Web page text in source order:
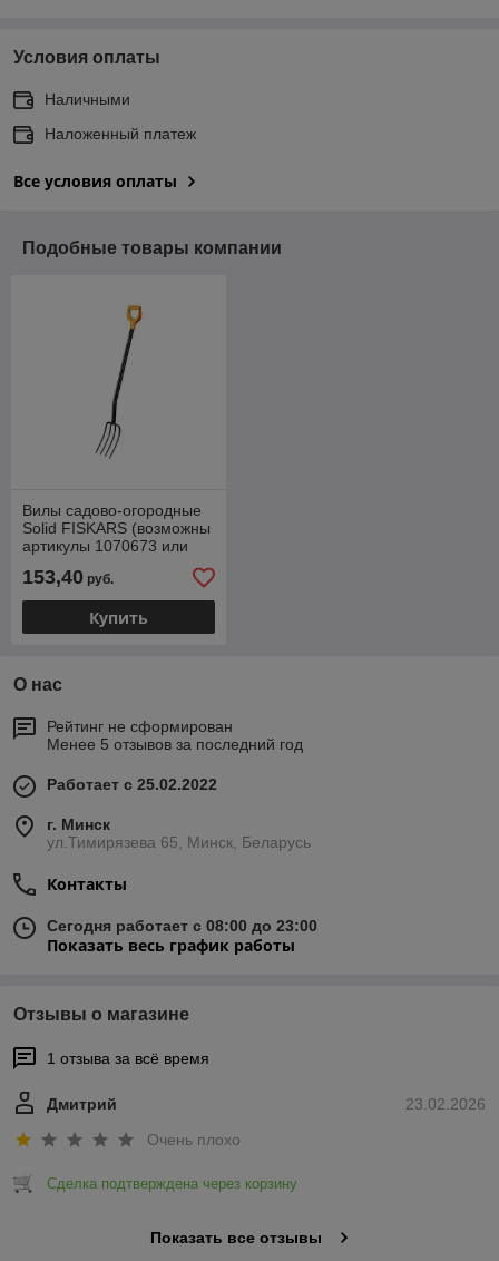
Условия оплаты
Наличными
Наложенный платеж
Все условия оплаты
Подобные товары компании
Вилы садово-огородные
Solid FISKARS (возможны
артикулы 1070673 или
153,40 руб.
Купить
О нас
Рейтинг не сформирован
Менее 5 отзывов за последний год
Работает с 25.02.2022
г. Минск
ул.Тимирязева 65, Минск, Беларусь
Контакты
Сегодня работает с 08:00 до 23:00
Показать весь график работы
Отзывы о магазине
1 отзыва за всё время
23.02.2026
Дмитрий
Очень плохо
Сделка подтверждена через корзину
Показать все отзывы